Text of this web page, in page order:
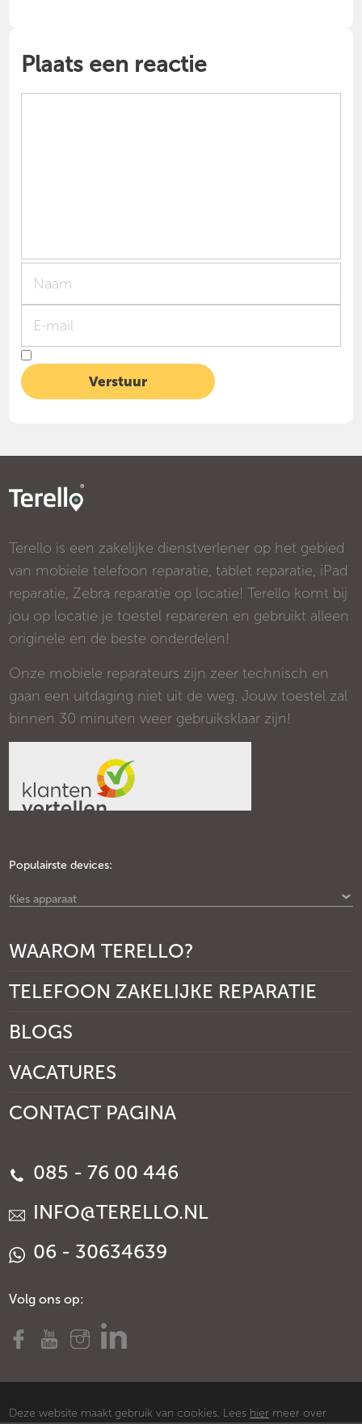
Plaats een reactie
Terello is een zakelijke dienstverlener op het gebied
van mobiele telefoon reparatie, tablet reparatie, iPad
reparatie, Zebra reparatie op locatie! Terello komt bij
jou op locatie je toestel repareren en gebruikt alleen
originele en de beste onderdelen!
Onze mobiele reparateurs zijn zeer technisch en
gaan een uitdaging niet uit de weg. Jouw toestel zal
binnen 30 minuten weer gebruiksklaar zijn!
Populairste devices:
Kies apparaat
WAAROM TERELLO?
TELEFOON ZAKELIJKE REPARATIE
BLOGS
VACATURES
CONTACT PAGINA
085 - 76 00 446
INFO@TERELLO.NL
06 - 30634639
Volg ons op:
Deze website maakt gebruik van cookies. Lees hier meer over